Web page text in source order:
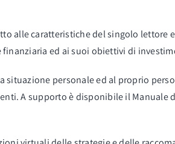
alle caratteristiche del singolo lettore
ed ai suoi obiettivi di
situazione personale ed al proprio
A supporto è disponibile il Manuale